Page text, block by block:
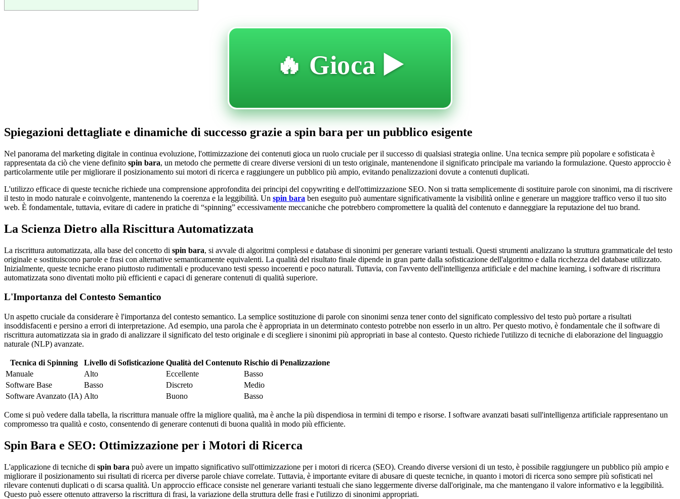
🔥 Gioca ▶️
Spiegazioni dettagliate e dinamiche di successo grazie a spin bara per un pubblico esigente
Nel panorama del marketing digitale in continua evoluzione, l'ottimizzazione dei contenuti gioca un ruolo cruciale per il successo di qualsiasi strategia online. Una tecnica sempre più popolare e sofisticata è
rappresentata da ciò che viene definito spin bara, un metodo che permette di creare diverse versioni di un testo originale, mantenendone il significato principale ma variando la formulazione. Questo approccio è
particolarmente utile per migliorare il posizionamento sui motori di ricerca e raggiungere un pubblico più ampio, evitando penalizzazioni dovute a contenuti duplicati.
L'utilizzo efficace di queste tecniche richiede una comprensione approfondita dei principi del copywriting e dell'ottimizzazione SEO. Non si tratta semplicemente di sostituire parole con sinonimi, ma di riscrivere
il testo in modo naturale e coinvolgente, mantenendo la coerenza e la leggibilità. Un spin bara ben eseguito può aumentare significativamente la visibilità online e generare un maggiore traffico verso il tuo sito
web. È fondamentale, tuttavia, evitare di cadere in pratiche di “spinning” eccessivamente meccaniche che potrebbero compromettere la qualità del contenuto e danneggiare la reputazione del tuo brand.
La Scienza Dietro alla Riscittura Automatizzata
La riscrittura automatizzata, alla base del concetto di spin bara, si avvale di algoritmi complessi e database di sinonimi per generare varianti testuali. Questi strumenti analizzano la struttura grammaticale del testo
originale e sostituiscono parole e frasi con alternative semanticamente equivalenti. La qualità del risultato finale dipende in gran parte dalla sofisticazione dell'algoritmo e dalla ricchezza del database utilizzato.
Inizialmente, queste tecniche erano piuttosto rudimentali e producevano testi spesso incoerenti e poco naturali. Tuttavia, con l'avvento dell'intelligenza artificiale e del machine learning, i software di riscrittura
automatizzata sono diventati molto più efficienti e capaci di generare contenuti di qualità superiore.
L'Importanza del Contesto Semantico
Un aspetto cruciale da considerare è l'importanza del contesto semantico. La semplice sostituzione di parole con sinonimi senza tener conto del significato complessivo del testo può portare a risultati
insoddisfacenti e persino a errori di interpretazione. Ad esempio, una parola che è appropriata in un determinato contesto potrebbe non esserlo in un altro. Per questo motivo, è fondamentale che il software di
riscrittura automatizzata sia in grado di analizzare il significato del testo originale e di scegliere i sinonimi più appropriati in base al contesto. Questo richiede l'utilizzo di tecniche di elaborazione del linguaggio
naturale (NLP) avanzate.
Tecnica di Spinning Livello di Sofisticazione Qualità del Contenuto Rischio di Penalizzazione
Manuale
Alto Eccellente
Basso
Software Base
Basso Discreto
Medio
Software Avanzato (IA) Alto Buono Basso
Come si può vedere dalla tabella, la riscrittura manuale offre la migliore qualità, ma è anche la più dispendiosa in termini di tempo e risorse. I software avanzati basati sull'intelligenza artificiale rappresentano un
compromesso tra qualità e costo, consentendo di generare contenuti di buona qualità in modo più efficiente.
Spin Bara e SEO: Ottimizzazione per i Motori di Ricerca
L'applicazione di tecniche di spin bara può avere un impatto significativo sull'ottimizzazione per i motori di ricerca (SEO). Creando diverse versioni di un testo, è possibile raggiungere un pubblico più ampio e
migliorare il posizionamento sui risultati di ricerca per diverse parole chiave correlate. Tuttavia, è importante evitare di abusare di queste tecniche, in quanto i motori di ricerca sono sempre più sofisticati nel
rilevare contenuti duplicati o di scarsa qualità. Un approccio efficace consiste nel generare varianti testuali che siano leggermente diverse dall'originale, ma che mantengano il valore informativo e la leggibilità.
Questo può essere ottenuto attraverso la riscrittura di frasi, la variazione della struttura delle frasi e l'utilizzo di sinonimi appropriati.